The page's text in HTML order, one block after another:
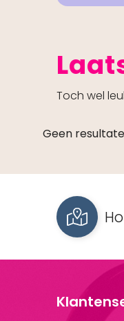
Toch wel
Geen